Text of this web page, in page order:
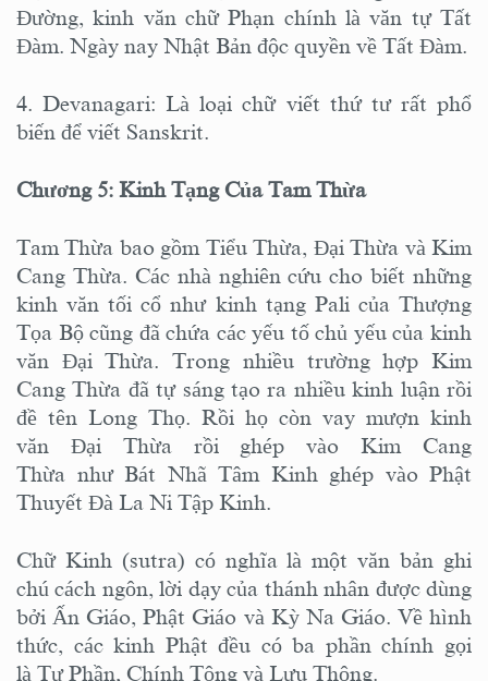
Đường, kinh văn chữ Phạn chính là văn tự Tất
Đàm. Ngày nay Nhật Bản độc quyền về Tất Đàm.
4. Devanagari: Là loại chữ viết thứ tư rất phổ
biến để viết Sanskrit.
Chương 5: Kinh Tạng Của Tam Thừa
Tam Thừa bao gồm Tiểu Thừa, Đại Thừa và Kim
Cang Thừa. Các nhà nghiên cứu cho biết những
kinh văn tối cổ như kinh tạng Pali của Thượng
Tọa Bộ cũng đã chứa các yếu tố chủ yếu của kinh
văn Đại Thừa. Trong nhiều trường hợp Kim
Cang Thừa đã tự sáng tạo ra nhiều kinh luận rồi
đề tên Long Thọ. Rồi họ còn vay mượn kinh
văn Đại Thừa rồi ghép vào Kim Cang
Thừa như Bát Nhã Tâm Kinh ghép vào Phật
Thuyết Đà La Ni Tập Kinh.
Chữ Kinh (sutra) có nghĩa là một văn bản ghi
chú cách ngôn, lời dạy của thánh nhân được dùng
bởi Ấn Giáo, Phật Giáo và Kỳ Na Giáo. Về hình
thức, các kinh Phật đều có ba phần chính gọi
là Tự Phần, Chính Tông và Lưu Thông.